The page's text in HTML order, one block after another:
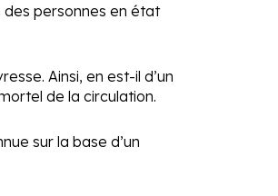
des personnes en état
Ainsi, en est-il d’un
de la circulation.
sur la base d’un